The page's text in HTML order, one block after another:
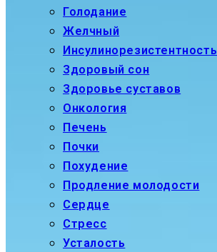
Голодание
Желчный
Инсулинорезистентность
Здоровый сон
Здоровье суставов
Онкология
Печень
Почки
Похудение
Продление молодости
Сердце
Стресс
Усталость